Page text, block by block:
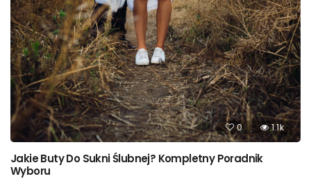
0 1.1k
Jakie Buty Do Sukni Ślubnej? Kompletny Poradnik
Wyboru